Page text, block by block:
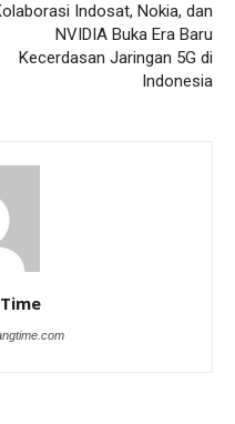
Indosat, Nokia, dan
NVIDIA Buka Era Baru
Kecerdasan Jaringan 5G di
Indonesia